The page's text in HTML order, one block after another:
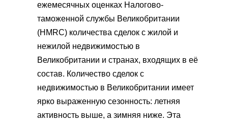
ежемесячных оценках Налогово-
таможенной службы Великобритании
(HMRC) количества сделок с жилой и
нежилой недвижимостью в
Великобритании и странах, входящих в её
состав. Количество сделок с
недвижимостью в Великобритании имеет
ярко выраженную сезонность: летняя
активность выше, а зимняя ниже. Эта